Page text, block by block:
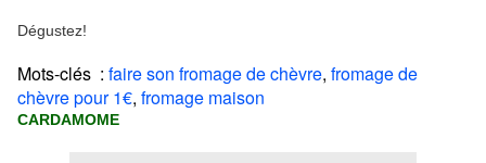
Dégustez!
Mots-clés : faire son fromage de chèvre, fromage de
chèvre pour 1€, fromage maison
CARDAMOME